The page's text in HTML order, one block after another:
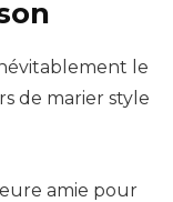
le
de marier style
amie pour